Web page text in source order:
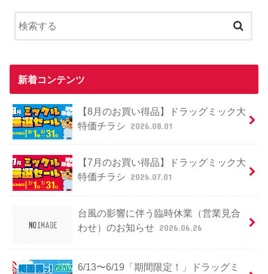
新着コンテンツ
【8月のお買い得品】ドラッグミック大
特価チラシ 2026.08.01
【7月のお買い得品】ドラッグミック大
特価チラシ 2026.07.01
台風の影響に伴う臨時休業（営業見合
わせ）のお知らせ 2026.06.26
6/13〜6/19「期間限定！」ドラッグミ